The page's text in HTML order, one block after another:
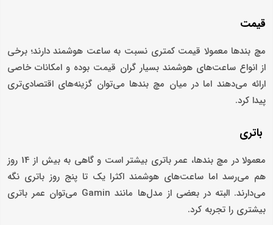
قیمت
مچ بندها معمولا قیمت کمتری نسبت به ساعت هوشمند دارند؛ برخی
از انواع ساعت‌های هوشمند بسیار گران قیمت بوده و امکانات خاصی
ارائه می‌دهند اما در میان مچ بندها می‌توان گزینه‌های اقتصادی‌تری
پیدا کرد.
باتری
معمولا در مچ بندها، عمر باتری بیشتر است و گاهی به بیش از 14 روز
هم می‌رسد اما ساعت‌های هوشمند اکثرا یک تا پنج روز باتری نگه
می‌دارند. البته در بعضی از مدل‌ها مانند Gamin می‌توان عمر باتری
بیشتری را تجربه کرد.